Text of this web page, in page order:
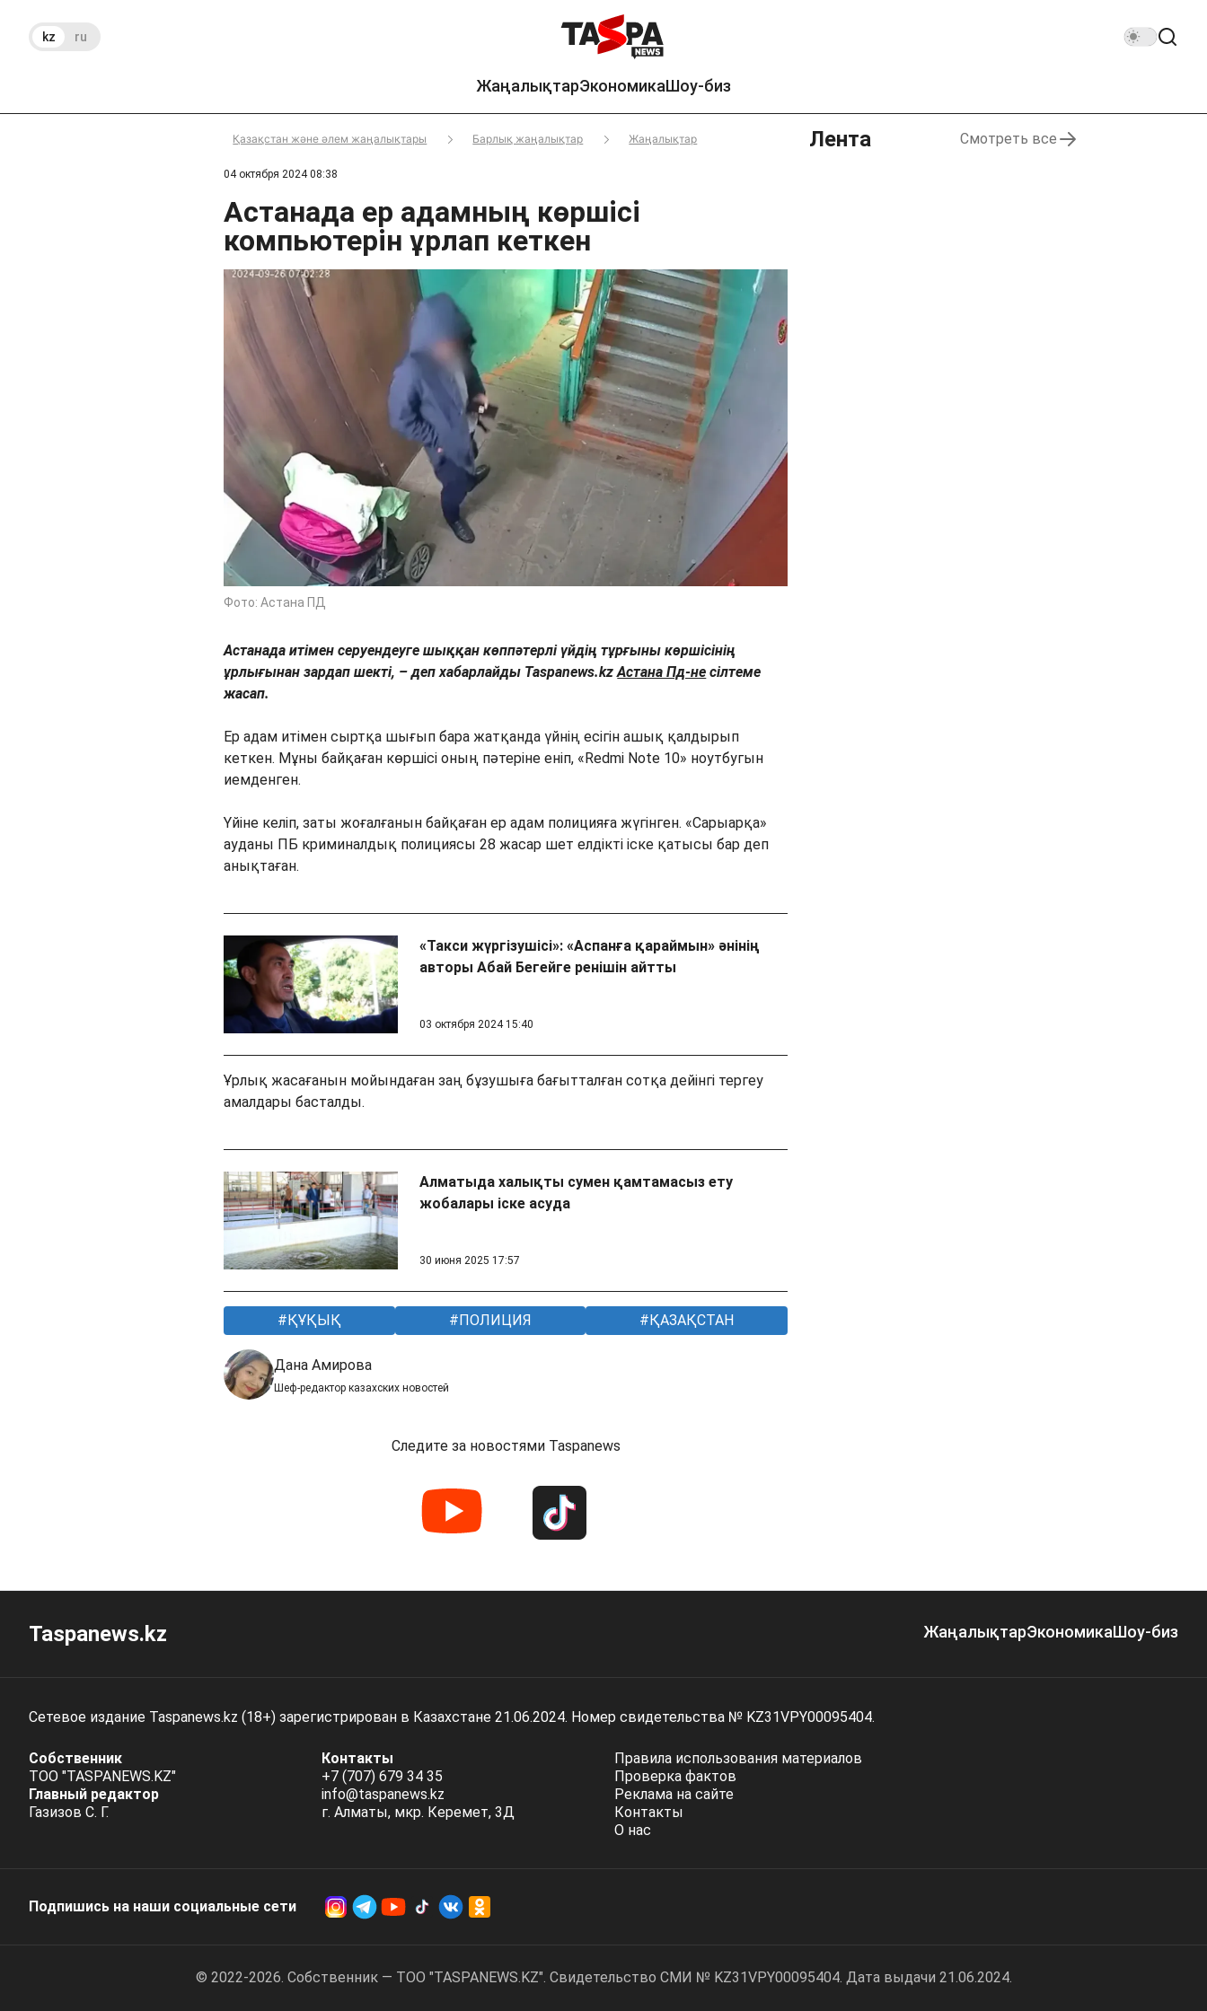
kz ru
ЖаңалықтарЭкономикаШоу-биз
Қазақстан және әлем жаңалықтары Барлық жаңалықтар Жаңалықтар
04 октября 2024 08:38
Астанада ер адамның көршісі
компьютерін ұрлап кеткен
Фото: Астана ПД
Астанада итімен серуендеуге шыққан көппәтерлі үйдің тұрғыны көршісінің
ұрлығынан зардап шекті, – деп хабарлайды Taspanews.kzАстана Пд-не сілтеме
жасап.
Ер адам итімен сыртқа шығып бара жатқанда үйнің есігін ашық қалдырып
кеткен. Мұны байқаған көршісі оның пәтеріне еніп, «Redmi Note 10» ноутбугын
иемденген.
Үйіне келіп, заты жоғалғанын байқаған ер адам полицияға жүгінген. «Сарыарқа»
ауданы ПБ криминалдық полициясы 28 жасар шет елдікті іске қатысы бар деп
анықтаған.
«Такси жүргізушісі»: «Аспанға қараймын» әнінің
авторы Абай Бегейге ренішін айтты
03 октября 2024 15:40
Ұрлық жасағанын мойындаған заң бұзушыға бағытталған сотқа дейінгі тергеу
амалдары басталды.
Алматыда халықты сумен қамтамасыз ету
жобалары іске асуда
30 июня 2025 17:57
ҚҰҚЫҚ ПОЛИЦИЯ ҚАЗАҚСТАН
Дана Амирова
Шеф-редактор казахских новостей
Следите за новостями Taspanews
Лента Смотреть все
Taspanews.kz ЖаңалықтарЭкономикаШоу-биз
Сетевое издание Taspanews.kz (18+) зарегистрирован в Казахстане 21.06.2024. Номер свидетельства № KZ31VPY00095404.
Собственник
ТОО "TASPANEWS.KZ"
Главный редактор
Газизов С. Г.
Контакты
+7 (707) 679 34 35
info@taspanews.kz
г. Алматы, мкр. Керемет, 3Д
Правила использования материалов
Проверка фактов
Реклама на сайте
Контакты
О нас
Подпишись на наши социальные cети
© 2022-2026. Собственник — ТОО "TASPANEWS.KZ". Cвидетельство СМИ № KZ31VPY00095404. Дата выдачи 21.06.2024.